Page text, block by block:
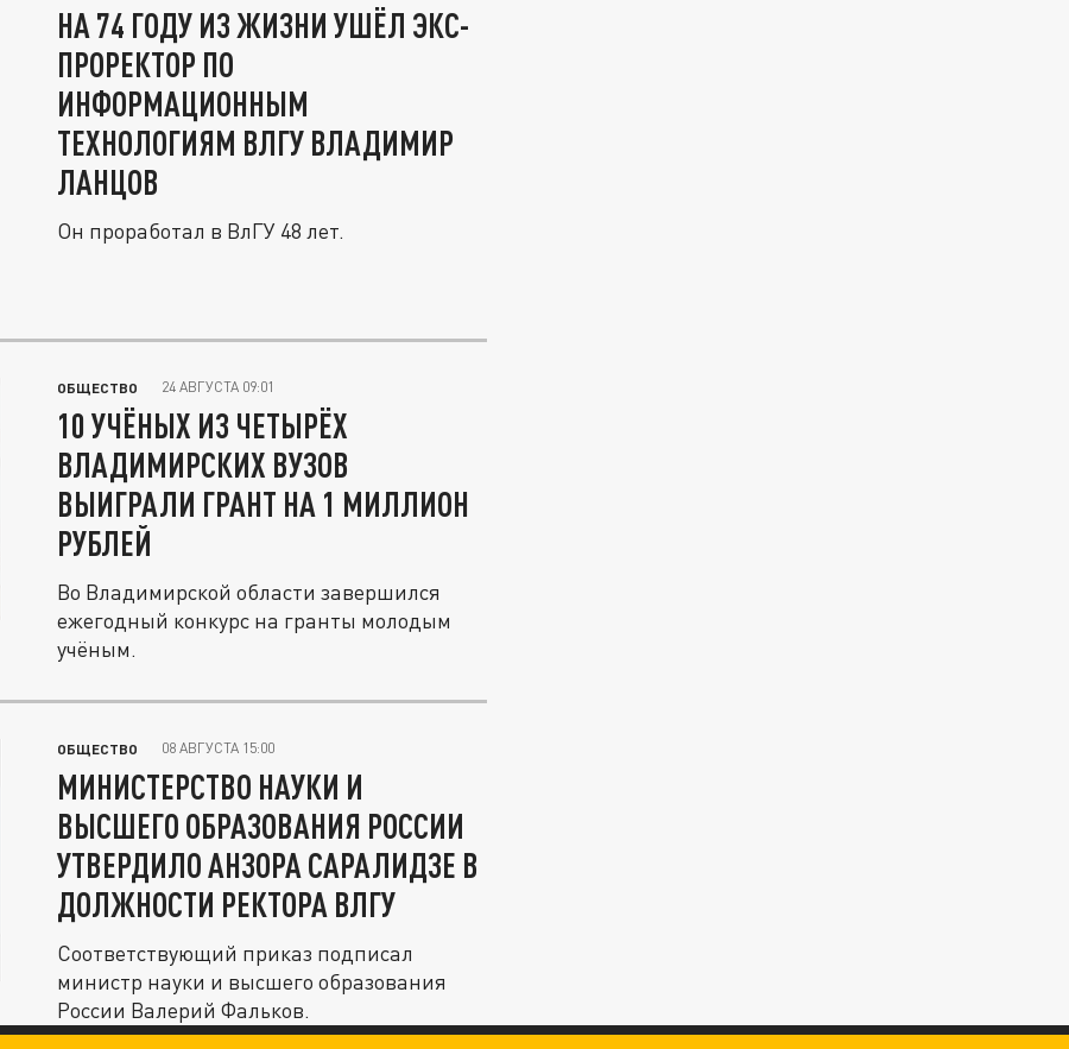
НА 74 ГОДУ ИЗ ЖИЗНИ УШЁЛ ЭКС-
ПРОРЕКТОР ПО
ИНФОРМАЦИОННЫМ
ТЕХНОЛОГИЯМ ВЛГУ ВЛАДИМИР
ЛАНЦОВ
Он проработал в ВлГУ 48 лет.
ОБЩЕСТВО 24 АВГУСТА 09:01
10 УЧЁНЫХ ИЗ ЧЕТЫРЁХ
ВЛАДИМИРСКИХ ВУЗОВ
ВЫИГРАЛИ ГРАНТ НА 1 МИЛЛИОН
РУБЛЕЙ
Во Владимирской области завершился
ежегодный конкурс на гранты молодым
учёным.
ОБЩЕСТВО 08 АВГУСТА 15:00
МИНИСТЕРСТВО НАУКИ И
ВЫСШЕГО ОБРАЗОВАНИЯ РОССИИ
УТВЕРДИЛО АНЗОРА САРАЛИДЗЕ В
ДОЛЖНОСТИ РЕКТОРА ВЛГУ
Соответствующий приказ подписал
министр науки и высшего образования
России Валерий Фальков.